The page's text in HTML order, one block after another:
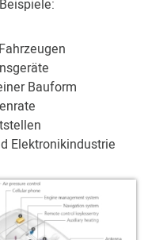
Bauform
Elektronikindustrie